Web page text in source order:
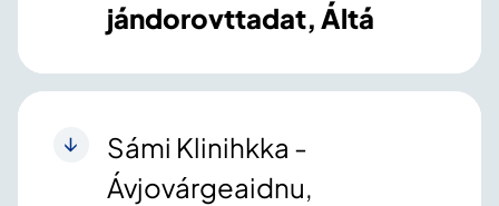
jándorovttadat, Áltá
Sámi Klinihkka -
Ávjovárgeaidnu,